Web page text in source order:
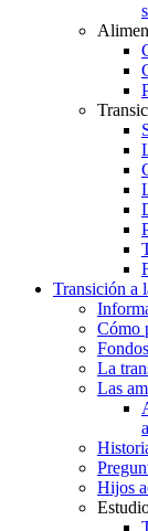
Transición a
Cómo
La
Las
Hijos